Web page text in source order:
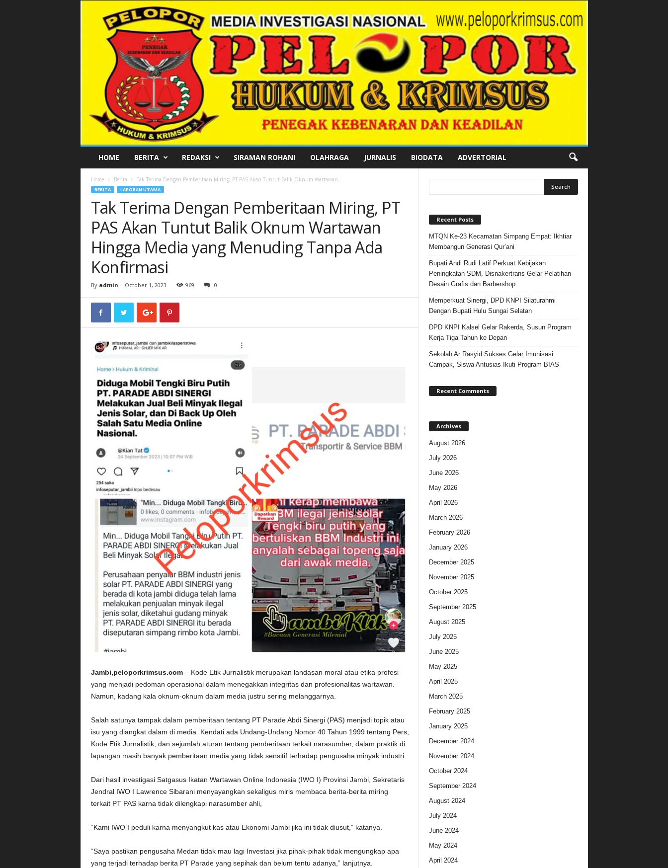
L
HOME BERITA REDAKSI SIRAMAN ROHANI OLAHRAGA JURNALIS BIODATA ADVERTORIAL
Home Berita Tak Terima Dengan Pemberitaan Miring, PT PAS Akan Tuntut Balik Oknum Wartawan...
BERITA LAPORAN UTAMA
Tak Terima Dengan Pemberitaan Miring, PT
PAS Akan Tuntut Balik Oknum Wartawan
Hingga Media yang Menuding Tanpa Ada
Konfirmasi
By admin - October 1, 2023 969 0
Jambi,peloporkrimsus.com– Kode Etik Jurnalistik merupakan landasan moral atau etika profesi
yang menjadi pedoman operasional dalam menegakkan integritas dan profesionalitas wartawan.
Namun, kadang kala oknum-oknum dalam media justru sering melanggarnya.
Salah satunya tampak dalam pemberitaan tentang PT Parade Abdi Sinergi (PAS) menjadi topik atau
isu yang diangkat dalam di media. Kendati ada Undang-Undang Nomor 40 Tahun 1999 tentang Pers,
Kode Etik Jurnalistik, dan sejumlah aturan tentang pemberitaan terkait narasumber, dalam praktik di
lapangan masih banyak pemberitaan media yang tidak sensitif terhadap pengusaha minyak industri.
Dari hasil investigasi Satgasus Ikatan Wartawan Online Indonesia (IWO I) Provinsi Jambi, Sekretaris
Jendral IWO I Lawrence Sibarani menyayangkan sekaligus miris membaca berita-berita miring
terkait PT PAS karna tidak dilengkapi narasumber ahli,
“Kami IWO I peduli karna menyangkut kas atau Ekonomi Jambi jika ini tidak diusut,” katanya.
“Saya pastikan pengusaha Medan tidak mau lagi Investasi jika pihak-pihak tidak mengungkap apa
yang terjadi terhadap berita PT Parade yang sepihak dan belum tentu adanya,” lanjutnya.
Recent Posts
MTQN Ke-23 Kecamatan Simpang Empat: Ikhtiar
Membangun Generasi Qur’ani
Bupati Andi Rudi Latif Perkuat Kebijakan
Peningkatan SDM, Disnakertrans Gelar Pelatihan
Desain Grafis dan Barbershop
Memperkuat Sinergi, DPD KNPI Silaturahmi
Dengan Bupati Hulu Sungai Selatan
DPD KNPI Kalsel Gelar Rakerda, Susun Program
Kerja Tiga Tahun ke Depan
Sekolah Ar Rasyid Sukses Gelar Imunisasi
Campak, Siswa Antusias Ikuti Program BIAS
Recent Comments
Archives
August 2026
July 2026
June 2026
May 2026
April 2026
March 2026
February 2026
January 2026
December 2025
November 2025
October 2025
September 2025
August 2025
July 2025
June 2025
May 2025
April 2025
March 2025
February 2025
January 2025
December 2024
November 2024
October 2024
September 2024
August 2024
July 2024
June 2024
May 2024
April 2024